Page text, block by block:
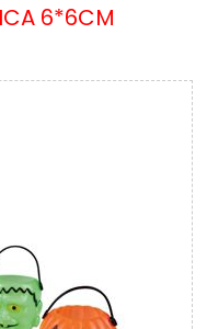
6*6CM